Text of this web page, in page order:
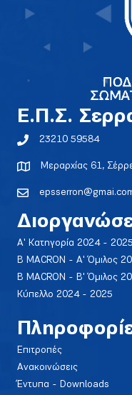
E.Π.Σ.
23210 59584
Μεραρχίας 61,
Α' Κατηγορία 2024 - 2025
Β MACRON - Α' Όμιλος
Β MACRON - Β' Όμιλος
Κύπελλο 2024 - 2025
Επιτροπές
Ανακοινώσεις
Έντυπα - Downloads